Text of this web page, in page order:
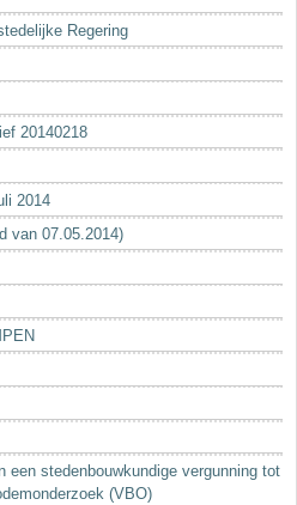
Regering
20140218
2014
van 07.05.2014)
een stedenbouwkundige vergunning tot
(VBO)